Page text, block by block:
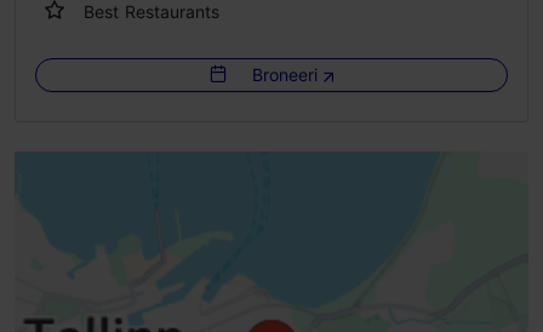
Istekohti välikohvikus: 20
Laktoosi- ja gluteenivabad valikud saadaval: Jah
Best Restaurants
Broneeri